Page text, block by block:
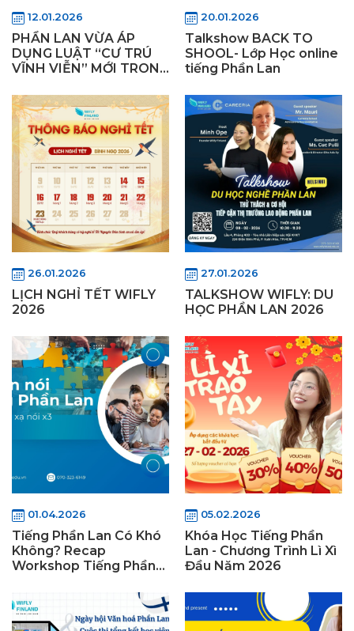
12.01.2026
PHẦN LAN VỪA ÁP
DỤNG LUẬT “CƯ TRÚ
VĨNH VIỄN” MỚI TRONG
20.01.2026
Talkshow BACK TO
SHOOL- Lớp Học online
tiếng Phần Lan
26.01.2026
LỊCH NGHỈ TẾT WIFLY
2026
27.01.2026
TALKSHOW WIFLY: DU
HỌC PHẦN LAN 2026
01.04.2026
Tiếng Phần Lan Có Khó
Không? Recap
Workshop Tiếng Phần
05.02.2026
Khóa Học Tiếng Phần
Lan - Chương Trình Lì Xì
Đầu Năm 2026